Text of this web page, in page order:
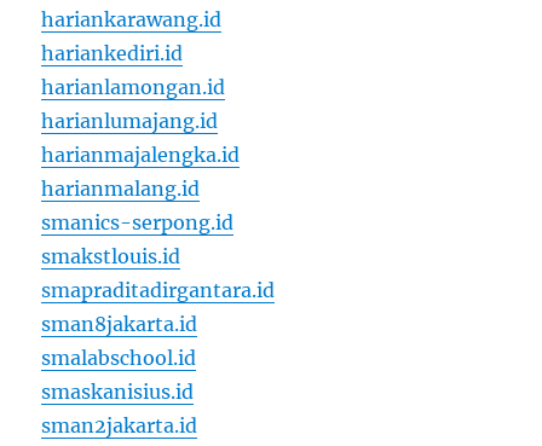
hariankarawang.id
hariankediri.id
harianlamongan.id
harianlumajang.id
harianmajalengka.id
harianmalang.id
smanics-serpong.id
smakstlouis.id
smapraditadirgantara.id
sman8jakarta.id
smalabschool.id
smaskanisius.id
sman2jakarta.id